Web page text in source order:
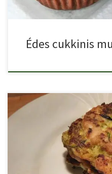
Édes cukkinis
Cukkini tócsni egy kis extrával,